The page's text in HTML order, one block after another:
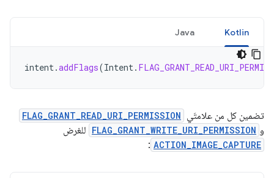
Kotlin
Java
intent.addFlags(Intent.
تضمين كل من علامتَي FLAG_GRANT_READ_URI_PERMISSION
و FLAG_GRANT_WRITE_URI_PERMISSION للغرض
ACTION_IMAGE_CAPTURE
: